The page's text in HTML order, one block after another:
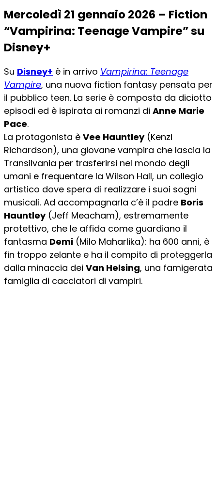
Mercoledì 21 gennaio 2026 – Fiction
“Vampirina: Teenage Vampire” su
Disney+
Su Disney+ è in arrivo Vampirina: Teenage
Vampire, una nuova fiction fantasy pensata per
il pubblico teen. La serie è composta da diciotto
episodi ed è ispirata ai romanzi di Anne Marie
Pace.
La protagonista è Vee Hauntley(Kenzi
Richardson), una giovane vampira che lascia la
Transilvania per trasferirsi nel mondo degli
umani e frequentare la Wilson Hall, un collegio
artistico dove spera di realizzare i suoi sogni
musicali. Ad accompagnarla c’è il padre Boris
Hauntley(Jeff Meacham), estremamente
protettivo, che le affida come guardiano il
fantasma Demi (Milo Maharlika): ha 600 anni, è
fin troppo zelante e ha il compito di proteggerla
dalla minaccia dei Van Helsing, una famigerata
famiglia di cacciatori di vampiri.